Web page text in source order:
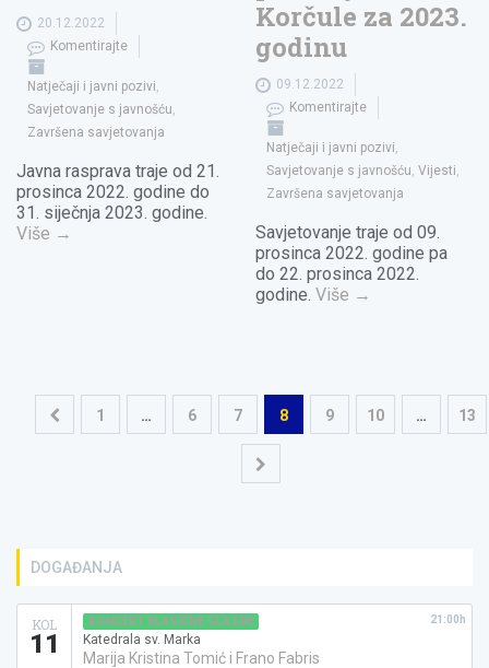
20.12.2022
Komentirajte
Natječaji i javni pozivi,
Savjetovanje s javnošću,
Završena savjetovanja
Javna rasprava traje od 21.
prosinca 2022. godine do
31. siječnja 2023. godine.
Više →
Korčule za 2023.
godinu
09.12.2022
Komentirajte
Natječaji i javni pozivi,
Savjetovanje s javnošću,Vijesti,
Završena savjetovanja
Savjetovanje traje od 09.
prosinca 2022. godine pa
do 22. prosinca 2022.
godine.Više →
Navigacija
1 … 6 7 8 9 10 … 13
DOGAĐANJA
KOL
11
KONCERT KLASIČNE GLAZBE
Katedrala sv. Marka
Marija Kristina Tomić i Frano Fabris
21:00h